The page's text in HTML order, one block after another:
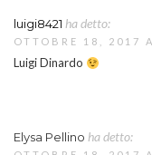
luigi8421 ha detto:
OTTOBRE 18, 2017
Luigi Dinardo
Elysa Pellino ha detto: